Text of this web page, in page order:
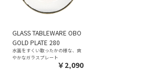
GLASS TABLEWARE OBO
GOLD PLATE 280
水面をすくい取ったかの様な、爽
かなガラスプレート
￥2,090